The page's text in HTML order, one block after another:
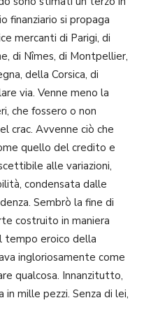
finanziario si propaga
mercanti di Parigi, di
di Nîmes, di Montpellier,
della Corsica, di
via. Venne meno la
che fossero o non
crac. Avvenne ciò che
quello del credito e
alle variazioni,
condensata dalle
Sembrò la fine di
costruito in maniera
tempo eroico della
ingloriosamente come
qualcosa. Innanzitutto,
mille pezzi. Senza di lei,